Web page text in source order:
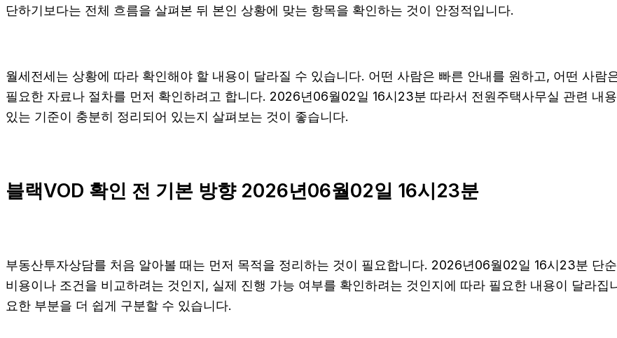
단하기보다는 전체 흐름을 살펴본 뒤 본인 상황에 맞는 항목을 확인하는 것이 안정적입니다.
월세전세는 상황에 따라 확인해야 할 내용이 달라질 수 있습니다. 어떤 사람은 빠른 안내를 원하고, 어떤 사람
필요한 자료나 절차를 먼저 확인하려고 합니다. 2026년06월02일 16시23분 따라서 전원주택사무실 관련 내
있는 기준이 충분히 정리되어 있는지 살펴보는 것이 좋습니다.
블랙VOD 확인 전 기본 방향 2026년06월02일 16시23분
부동산투자상담를 처음 알아볼 때는 먼저 목적을 정리하는 것이 필요합니다. 2026년06월02일 16시23분 단
비용이나 조건을 비교하려는 것인지, 실제 진행 가능 여부를 확인하려는 것인지에 따라 필요한 내용이 달라
요한 부분을 더 쉽게 구분할 수 있습니다.